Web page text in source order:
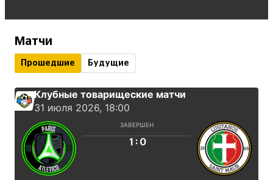
Матчи
Прошедшие Будущие
Клубные товарищеские матчи
31 июля 2026, 18:00
ЗАВЕРШЕН
1 : 0